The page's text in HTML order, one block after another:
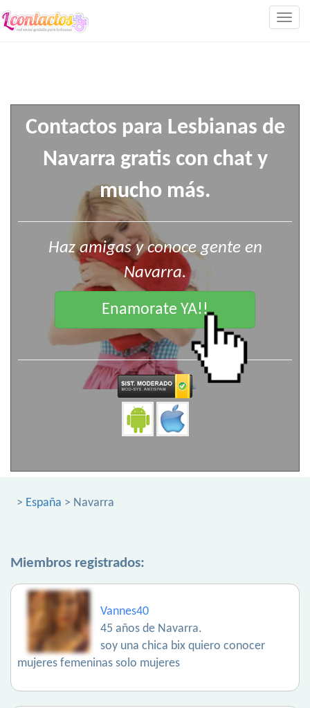
Contactos para Lesbianas de
Navarra gratis con chat y
mucho más.
Haz amigas y conoce gente en
Navarra.
Enamorate YA!!
> España > Navarra
Miembros registrados:
Vannes40
45 años de Navarra.
soy una chica bix quiero conocer
mujeres femeninas solo mujeres